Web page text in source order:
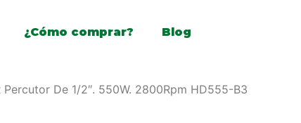
¿Cómo comprar? Blog
Percutor De 1/2″. 550W. 2800Rpm HD555-B3